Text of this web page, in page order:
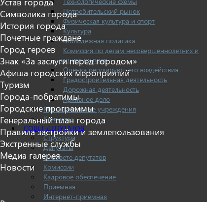
Потребительский рынок
Физическая культура и спорт
Культура
Молодежная политика
Комиссия по делам несовершеннолетних и
защите их прав
Оценка регулирующего воздействия
Градостроительная деятельность
Дорожная деятельность
Архивное дело
Муниципальные учреждения
Контакты
СОВЕТ ДЕПУТАТОВ
Структура
Депутаты
О Совете депутатов
Комиссии
Кадровое обеспечение
Приемная
Интернет-приемная
Символика города
История города
Почетные граждане
Город героев
Знак «За заслуги перед городом»
Афиша городских мероприятий
Туризм
Города-побратимы
Городские программы
Генеральный план города
Правила застройки и землепользования
Экстренные службы
Медиа галерея
Новости